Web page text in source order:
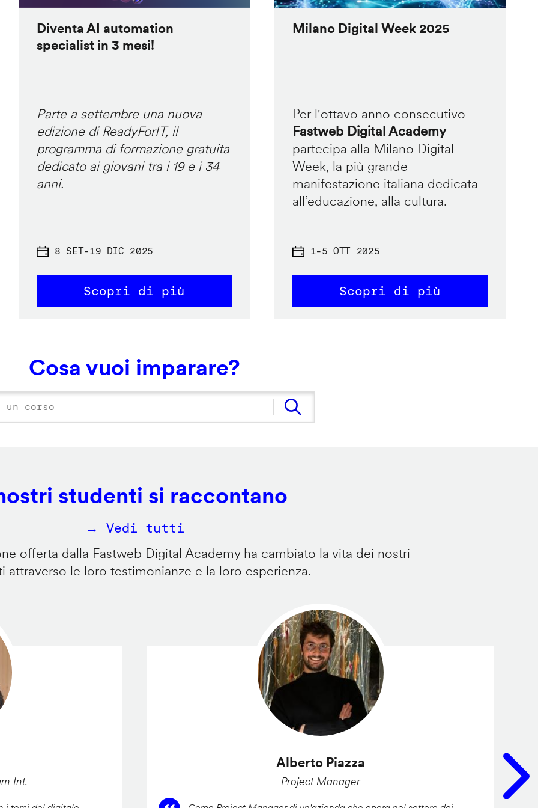
Diventa AI automation
specialist in 3 mesi!
Parte a settembre una nuova
edizione di ReadyForIT, il
programma di formazione gratuita
dedicato ai giovani tra i 19 e i 34
anni.
8 SET-19 DIC 2025
Scopri di più
Milano Digital Week 2025
Per l'ottavo anno consecutivo
Fastweb Digital Academy
partecipa alla Milano Digital
Week, la più grande
manifestazione italiana dedicata
all’educazione, alla cultura.
1-5 OTT 2025
Scopri di più
Cosa vuoi imparare?
studenti si raccontano
→ Vedi tutti
offerta dalla Fastweb Digital Academy ha cambiato la vita dei nostri
attraverso le loro testimonianze e la loro esperienza.
Int.
Alberto Piazza
Project Manager